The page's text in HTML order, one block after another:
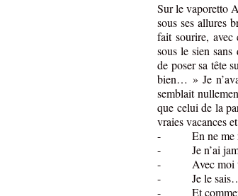
Sur le vaporetto
sous ses allures
fait sourire, avec
sous le sien
de poser sa tête
bien… » Je
semblait
que celui de la
vraies vacances
- En ne me
- Je n’ai
- Avec moi tu
- Je le
- Et comment